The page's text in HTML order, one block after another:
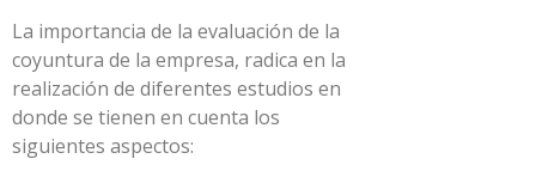
La importancia de la evaluación de la
coyuntura de la empresa, radica en la
realización de diferentes estudios en
donde se tienen en cuenta los
siguientes aspectos: